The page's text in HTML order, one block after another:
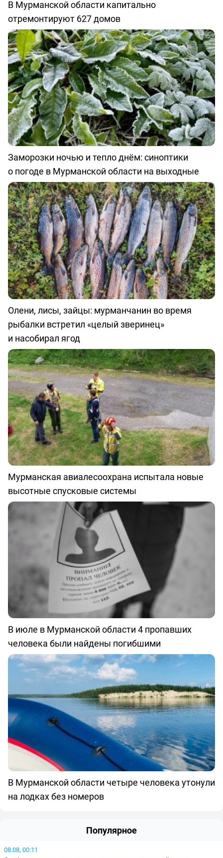
В Мурманской области капитально
отремонтируют 627 домов
Заморозки ночью и тепло днём: синоптики
о погоде в Мурманской области на выходные
Олени, лисы, зайцы: мурманчанин во время
рыбалки встретил «целый зверинец»
и насобирал ягод
Мурманская авиалесоохрана испытала новые
высотные спусковые системы
В июле в Мурманской области 4 пропавших
человека были найдены погибшими
В Мурманской области четыре человека утонули
на лодках без номеров
Популярное
08.08, 00:11